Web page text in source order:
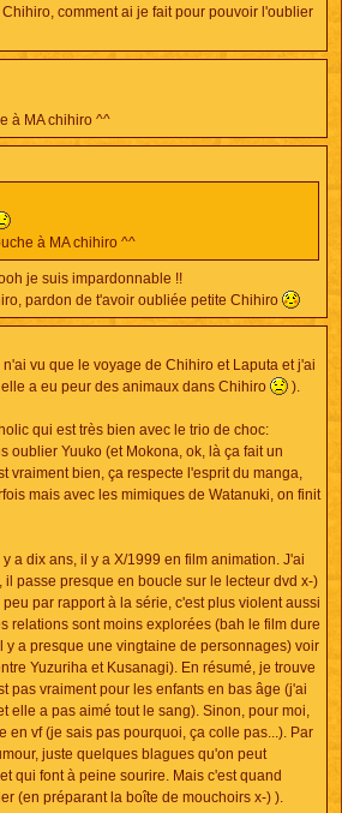
comment ai je fait pour pouvoir l'oublier
à MA chihiro ^^
à MA chihiro ^^
je suis impardonnable !!
pardon de t'avoir oubliée petite Chihiro
vu que le voyage de Chihiro et Laputa et j'ai
a eu peur des animaux dans Chihiro
).
qui est très bien avec le trio de choc:
oublier Yuuko (et Mokona, ok, là ça fait un
vraiment bien, ça respecte l'esprit du manga,
mais avec les mimiques de Watanuki, on finit
a dix ans, il y a X/1999 en film animation. J'ai
il passe presque en boucle sur le lecteur dvd x-)
par rapport à la série, c'est plus violent aussi
relations sont moins explorées (bah le film dure
y a presque une vingtaine de personnages) voir
Yuzuriha et Kusanagi). En résumé, je trouve
pas vraiment pour les enfants en bas âge (j'ai
elle a pas aimé tout le sang). Sinon, pour moi,
en vf (je sais pas pourquoi, ça colle pas...). Par
juste quelques blagues qu'on peut
qui font à peine sourire. Mais c'est quand
(en préparant la boîte de mouchoirs x-) ).